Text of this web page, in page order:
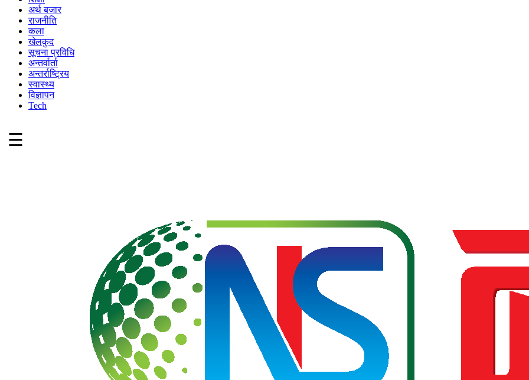
अर्थ बजार
राजनीति
कला
खेलकुद
सूचना प्रविधि
अन्तर्वार्ता
अन्तर्राष्ट्रिय
स्वास्थ्य
विज्ञापन
Tech
☰